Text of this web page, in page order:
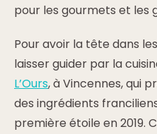
pour les gourmets et les
Pour avoir la tête dans
laisser guider par la
L’Ours, à Vincennes, qui
des ingrédients
première étoile en 2019.